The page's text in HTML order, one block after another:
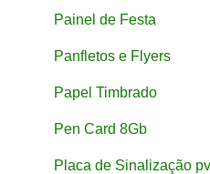
Painel de Festa
Panfletos e Flyers
Papel Timbrado
Pen Card 8Gb
Placa de Sinalização